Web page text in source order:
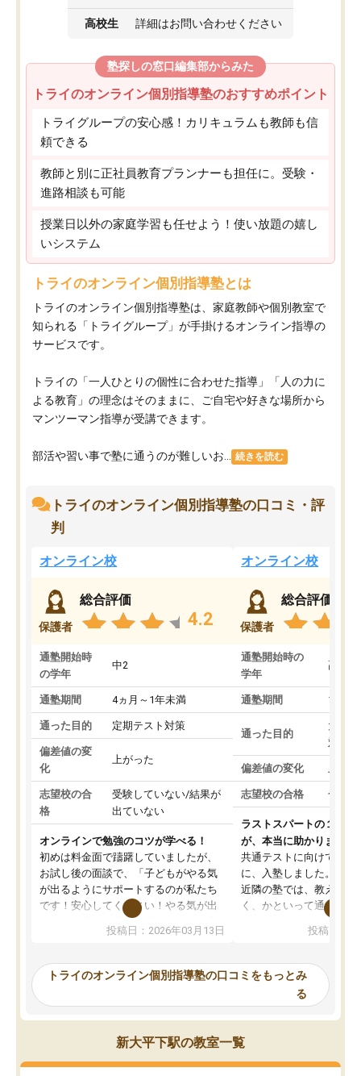
高校生 詳細はお問い合わせください
塾探しの窓口編集部からみた
トライのオンライン個別指導塾のおすすめポイント
トライグループの安心感！カリキュラムも教師も信
頼できる
教師と別に正社員教育プランナーも担任に。受験・
進路相談も可能
授業日以外の家庭学習も任せよう！使い放題の嬉し
いシステム
トライのオンライン個別指導塾とは
トライのオンライン個別指導塾は、家庭教師や個別教室で
知られる「トライグループ」が手掛けるオンライン指導の
サービスです。
トライの「一人ひとりの個性に合わせた指導」「人の力に
よる教育」の理念はそのままに、ご自宅や好きな場所から
マンツーマン指導が受講できます。
部活や習い事で塾に通うのが難しいお... 続きを読む
トライのオンライン個別指導塾の口コミ・評
判
オンライン校
保護者
総合評価
4.2
通塾開始時
の学年
中2
通塾期間 4ヵ月～1年未満
通った目的 定期テスト対策
偏差値の変
化
上がった
志望校の合
格
受験していない/結果が
出ていない
オンラインで勉強のコツが学べる！
初めは料金面で躊躇していましたが、
お試し後の面談で、「子どもがやる気
が出るようにサポートするのが私たち
です！安心してください！やる気が出
ないのは私たち講師の責任です」と言
ってくださり、確かに！と考えて、思
ったんですが、学生の先生から学ぶこ
み、徐々に成績が上がったらいいなと
思っていました。何が今足りないのか
を的確に指導いただき、子どももびっ
くりするほど楽しんでやる気を持って
塾を受けています。狙い通り、少しず
投稿日：2026年03月13日
オンライン校
保護者
総合評価
通塾開始時の
学年
高3
通塾期間 1～3
通った目的
大学
対策
偏差値の変化 上が
志望校の合格 合格
ラストスパートの１か月
が、本当に助かりました
共通テストに向けての追
に、入塾しました。田舎
近隣の塾では、教えても
く、かといって通うには
可能なので本当に助か
らないところをピンポイ
頂いて、とてもわかり
していました。一生を
スト、多少お金がかかっ
思い切って入塾してよか
投稿日：
トライのオンライン個別指導塾の口コミをもっとみ
る
新大平下駅の教室一覧